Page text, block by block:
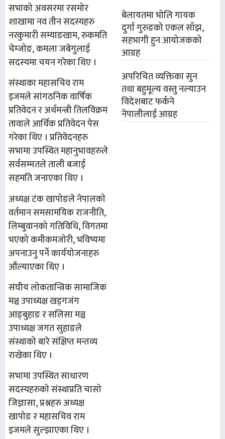
सभाको अवसरमा रसमोर
शाखामा नव तीन सदस्यहरु
नरकुमारी सम्याङखाम, रुकमति
चेम्जोङ, कमला जबेगुलाई
सदस्यमा चयन गरेका थिए ।
संस्थाका महासचिव राम
इजमले सांगठनिक वार्षिक
प्रतिवेदन र अर्थमन्त्री तिलविक्रम
तावाले आर्थिक प्रतिवेदन पेस
गरेका थिए । प्रतिवेदनहरु
सभामा उपस्थित महानुभावहरुले
सर्वसम्मतले ताली बजाई
सहमति जनाएका थिए ।
अध्यक्ष टंक खापोङले नेपालको
वर्तमान समसामयिक राजनीति,
लिम्बुवानको गतिविधि, विगतमा
भएको कमीकमजोरी, भविष्यमा
अपनाउनु पर्ने कार्ययोजनाहरु
औंल्याएका थिए ।
संघीय लोकतान्त्रिक सामाजिक
मञ्च उपाध्यक्ष खड्गजंग
आङ्बुहाङ र सलिसा मञ्च
उपाध्यक्ष जगत सुहाङले
संस्थाको बारे संक्षिप्त मन्तव्य
राखेका थिए ।
सभामा उपस्थित साधारण
सदस्यहरुको संस्थाप्रति चासो
जिज्ञासा, प्रश्नहरु अध्यक्ष
खापोङ र महासचिव राम
इजमले सुल्झाएका थिए ।
बेलायतमा भोलि गायक
दुर्गा गुरुङको एकल साँझ,
सहभागी हुन आयोजकको
आग्रह
अपरिचित व्यक्तिका सुन
तथा बहुमूल्य वस्तु नल्याउन
विदेशबाट फर्कने
नेपालीलाई आग्रह